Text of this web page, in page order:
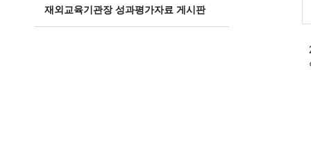
재외교육기관장 성과평가자료 게시판